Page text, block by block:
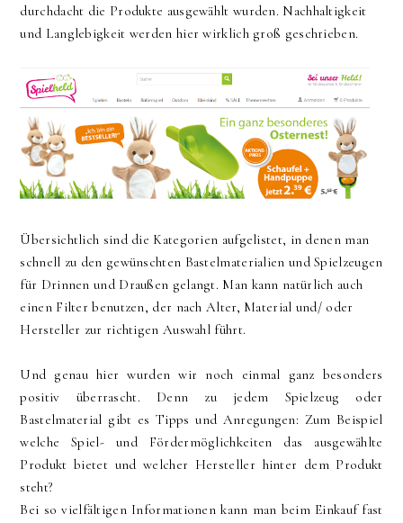
durchdacht die Produkte ausgewählt wurden. Nachhaltigkeit
und Langlebigkeit werden hier wirklich groß geschrieben.
Übersichtlich sind die Kategorien aufgelistet, in denen man
schnell zu den gewünschten Bastelmaterialien und Spielzeugen
für Drinnen und Draußen gelangt. Man kann natürlich auch
einen Filter benutzen, der nach Alter, Material und/ oder
Hersteller zur richtigen Auswahl führt.
Und genau hier wurden wir noch einmal ganz besonders
positiv überrascht. Denn zu jedem Spielzeug oder
Bastelmaterial gibt es Tipps und Anregungen: Zum Beispiel
welche Spiel- und Fördermöglichkeiten das ausgewählte
Produkt bietet und welcher Hersteller hinter dem Produkt
steht?
Bei so vielfältigen Informationen kann man beim Einkauf fast